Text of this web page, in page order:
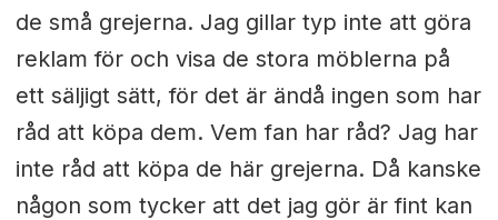
de små grejerna. Jag gillar typ inte att göra
reklam för och visa de stora möblerna på
ett säljigt sätt, för det är ändå ingen som har
råd att köpa dem. Vem fan har råd? Jag har
inte råd att köpa de här grejerna. Då kanske
någon som tycker att det jag gör är fint kan